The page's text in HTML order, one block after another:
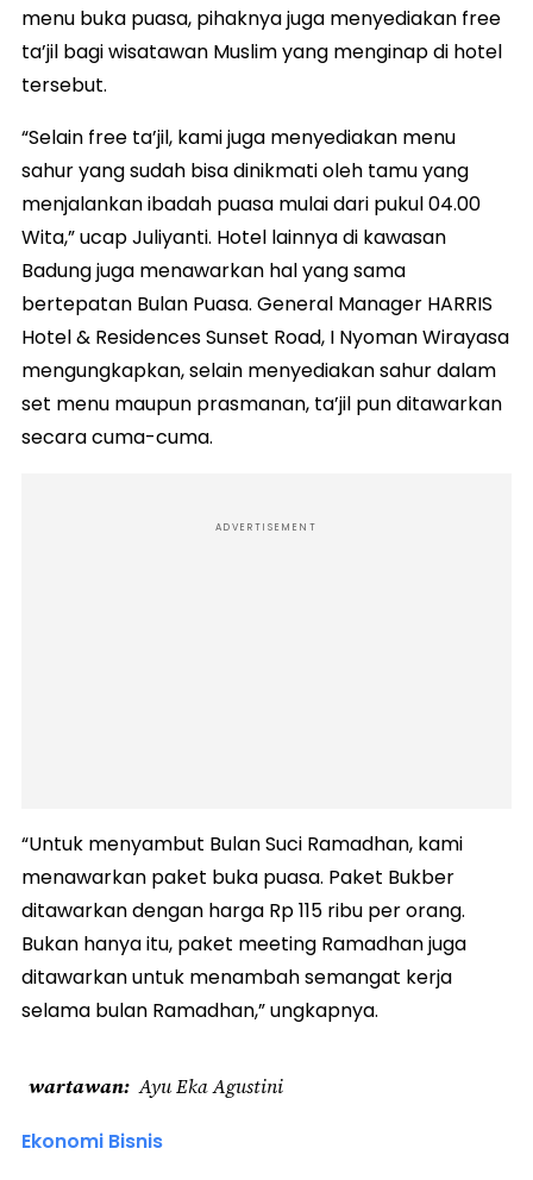
menu buka puasa, pihaknya juga menyediakan free
ta’jil bagi wisatawan Muslim yang menginap di hotel
tersebut.
“Selain free ta’jil, kami juga menyediakan menu
sahur yang sudah bisa dinikmati oleh tamu yang
menjalankan ibadah puasa mulai dari pukul 04.00
Wita,” ucap Juliyanti. Hotel lainnya di kawasan
Badung juga menawarkan hal yang sama
bertepatan Bulan Puasa. General Manager HARRIS
Hotel & Residences Sunset Road, I Nyoman Wirayasa
mengungkapkan, selain menyediakan sahur dalam
set menu maupun prasmanan, ta’jil pun ditawarkan
secara cuma-cuma.
ADVERTISEMENT
“Untuk menyambut Bulan Suci Ramadhan, kami
menawarkan paket buka puasa. Paket Bukber
ditawarkan dengan harga Rp 115 ribu per orang.
Bukan hanya itu, paket meeting Ramadhan juga
ditawarkan untuk menambah semangat kerja
selama bulan Ramadhan,” ungkapnya.
wartawan Ayu Eka Agustini
Ekonomi Bisnis